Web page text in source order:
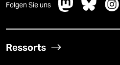
Folgen Sie uns
Ressorts